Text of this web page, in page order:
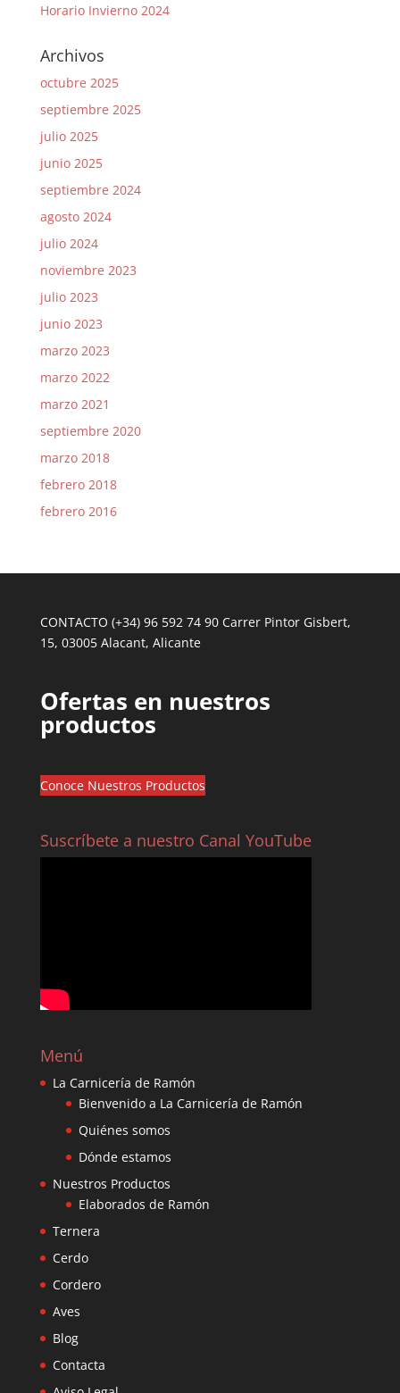
Horario Invierno 2024
Archivos
octubre 2025
septiembre 2025
julio 2025
junio 2025
septiembre 2024
agosto 2024
julio 2024
noviembre 2023
julio 2023
junio 2023
marzo 2023
marzo 2022
marzo 2021
septiembre 2020
marzo 2018
febrero 2018
febrero 2016
CONTACTO (+34) 96 592 74 90 Carrer Pintor Gisbert,
15, 03005 Alacant, Alicante
Ofertas en nuestros
productos
Conoce Nuestros Productos
Suscríbete a nuestro Canal YouTube
Menú
La Carnicería de Ramón
Bienvenido a La Carnicería de Ramón
Quiénes somos
Dónde estamos
Nuestros Productos
Elaborados de Ramón
Ternera
Cerdo
Cordero
Aves
Blog
Contacta